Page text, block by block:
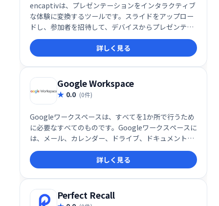
encaptivは、プレゼンテーションをインタラクティブ
な体験に変換するツールです。スライドをアップロー
ドし、参加者を招待して、デバイスからプレゼンテー
ションを操作できます。仮想、ハイブリッド、対面イ
ベントに対応し、オーディエンスのエンゲージメント
を高め、フィードバックを収集できます。同時セッシ
ョンの開催や視聴者参加状況の追跡も可能です。顧
客、ドナー、ファンの獲得を支援します。
詳しく見る
Google Workspace
0.0 (0件)
Googleワークスペースは、すべてを1か所で行うため
に必要なすべてのものです。Googleワークスペースに
は、メール、カレンダー、ドライブ、ドキュメント、
スプレッドシート、スライド、ミートなど、あなたが
知っていて大好きな生産性アプリがすべて含まれてい
ます。
詳しく見る
Perfect Recall